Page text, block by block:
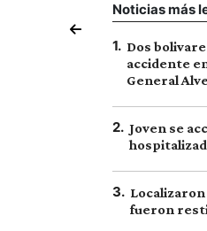
Noticias más
1. Dos
accidente
General
2. Joven se
3.
fueron